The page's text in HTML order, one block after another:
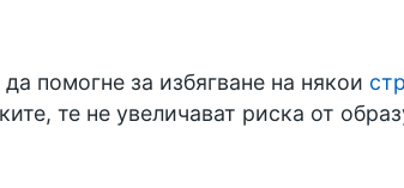
помогне за избягване на някои
те не увеличават риска от